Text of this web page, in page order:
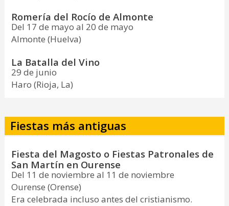
Romería del Rocío de Almonte
Del 17 de mayo al 20 de mayo
Almonte (Huelva)
La Batalla del Vino
29 de junio
Haro (Rioja, La)
Fiestas más antiguas
Fiesta del Magosto o Fiestas Patronales de
San Martín en Ourense
Del 11 de noviembre al 11 de noviembre
Ourense (Orense)
Era celebrada incluso antes del cristianismo.